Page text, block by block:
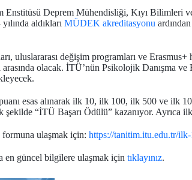
Enstitüsü Deprem Mühendisliği, Kıyı Bilimleri
aldıkları MÜDEK akreditasyonu ardından
uluslararası değişim programları ve
arasında olacak. İTÜ’nün Psikolojik Danışma
esas alınarak ilk 10, ilk 100, ilk 500 ve ilk
şekilde “İTÜ Başarı Ödülü” kazanıyor.
formuna ulaşmak için: https://tanitim.itu.edu.tr/
en güncel bilgilere ulaşmak için tıklayınız.